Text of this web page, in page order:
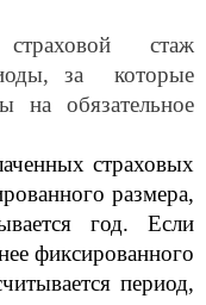
страховой стаж
за которые
на обязательное
страховых
размера,
год. Если
фиксированного
период,